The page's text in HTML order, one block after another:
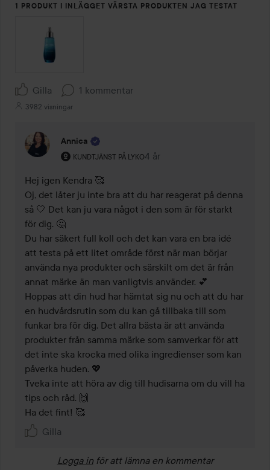
1 PRODUKT I INLÄGGET VÄRSTA PRODUKTEN JAG TESTAT
Gilla 1 kommentar
3982 visningar
Annica
KUNDTJÄNST PÅ LYKO
Användarens roll: Kundtjänst på Lyko.
4 år
Kommentaren lades 4 år
Hej igen Kendra 🥰
Oj, det låter ju inte bra att du har reagerat på denna
så 🤍 Det kan ju vara något i den som är för starkt
för dig. 🤔
Du har säkert full koll och det kan vara en bra idé
att testa på ett litet område först när man börjar
använda nya produkter och särskilt om det är från
annat märke än man vanligtvis använder. 💕
Hoppas att din hud har hämtat sig nu och att du har
en hudvårdsrutin som du kan gå tillbaka till som
funkar bra för dig. Det allra bästa är att använda
produkter från samma märke som samverkar för att
det inte ska krocka med olika ingredienser som kan
påverka huden. 💖
Tveka inte att höra av dig till hudisarna om du vill ha
tips och råd. 🙌
Gilla
Logga in för att lämna en kommentar